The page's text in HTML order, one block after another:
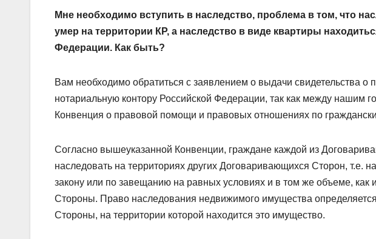
Мне необходимо вступить в наследство, проблема в том, что
умер на территории КР, а наследство в виде квартиры
Федерации. Как быть?
Вам необходимо обратиться с заявлением о выдачи свидетельства о
нотариальную контору Российской Федерации, так как между нашим
Конвенция о правовой помощи и правовых отношениях по
Согласно вышеуказанной Конвенции, граждане каждой из
наследовать на территориях других Договаривающихся Сторон, т.е.
закону или по завещанию на равных условиях и в том же объеме,
Стороны. Право наследования недвижимого имущества
Стороны, на территории которой находится это имущество.